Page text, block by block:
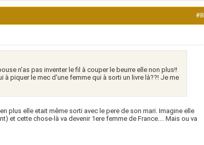
#8
n'as pas inventer le fil à couper le beurre elle non plus!!
piquer le mec d'une femme qui à sorti un livre là??! Je me
plus elle etait même sorti avec le pere de son mari. Imagine elle
et cette chose-là va devenir 1ere femme de France.... Mais ou va